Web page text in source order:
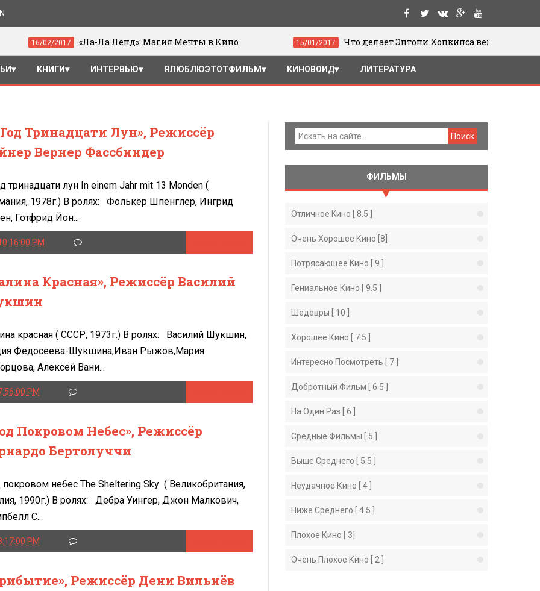
«Ла-Ла Ленд»: Магия Мечты в Кино 15/01/2017 Что делает Энтони Хопкинса великим
КНИГИ ИНТЕРВЬЮ ЯЛЮБЛЮЭТОТФИЛЬМ КИНОВОИД ЛИТЕРАТУРА
Тринадцати Лун», Режиссёр
Вернер Фассбиндер
тринадцати лун In einem Jahr mit 13 Monden (
1978г.) В ролях: Фолькер Шпенглер, Ингрид
Готфрид Йон...
PM
Красная», Режиссёр Василий
красная ( СССР, 1973г.) В ролях: Василий Шукшин,
Федосеева-Шукшина,Иван Рыжов,Мария
Алексей Вани...
PM
Покровом Небес», Режиссёр
Бертолуччи
небес The Sheltering Sky ( Великобритания,
1990г.) В ролях: Дебра Уингер, Джон Малкович,
С...
PM
Режиссёр Дени Вильнёв
ФИЛЬМЫ
Отличное Kино [ 8.5 ]
Очень Хорошее Кино [8]
Потрясающее Kино [ 9 ]
Гениальное Кино [ 9.5 ]
Шедевры [ 10 ]
Хорошее Кино [ 7.5 ]
Интересно Посмотреть [ 7 ]
Добротный Фильм [ 6.5 ]
На Один Раз [ 6 ]
Средные Фильмы [ 5 ]
Выше Среднего [ 5.5 ]
Неудачное Кино [ 4 ]
Ниже Среднего [ 4.5 ]
Плохое Кино [ 3]
Очень Плохое Кино [ 2 ]